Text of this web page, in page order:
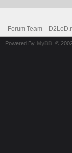
Forum Team
Powered By MyBB , ©